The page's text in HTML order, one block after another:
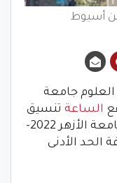
أسيوط
جامعة
الساعة تنسيق
معهد فني مختبرات كلية العلوم جامعة الأزهر 2022-
الحد الأدنى